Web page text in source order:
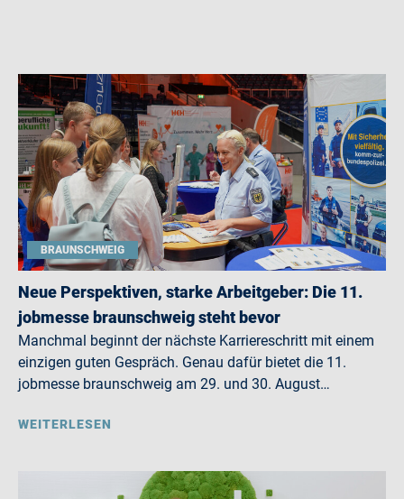
BRAUNSCHWEIG
Neue Perspektiven, starke Arbeitgeber: Die 11.
jobmesse braunschweig steht bevor
Manchmal beginnt der nächste Karriereschritt mit einem
einzigen guten Gespräch. Genau dafür bietet die 11.
jobmesse braunschweig am 29. und 30. August…
WEITERLESEN